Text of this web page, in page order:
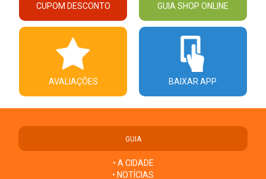
CUPOM DESCONTO GUIA SHOP ONLINE
AVALIAÇÕES BAIXAR APP
GUIA
• A CIDADE
• NOTÍCIAS